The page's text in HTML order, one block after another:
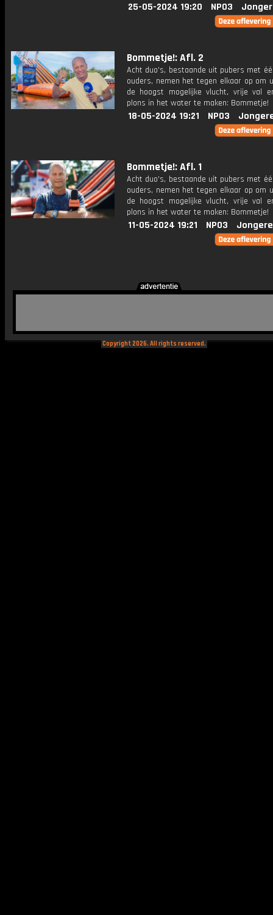
25-05-2024 19:20 NPO3
Bommetje!: Afl. 2
Acht duo's, bestaande uit pubers met
ouders, nemen het tegen elkaar op om
de hoogst mogelijke vlucht, vrije val
plons in het water te maken: Bommetje!
18-05-2024 19:21 NPO3
Bommetje!: Afl. 1
Acht duo's, bestaande uit pubers met
ouders, nemen het tegen elkaar op om
de hoogst mogelijke vlucht, vrije val
plons in het water te maken: Bommetje!
11-05-2024 19:21 NPO3
Copyright 2026. All rights reserved.